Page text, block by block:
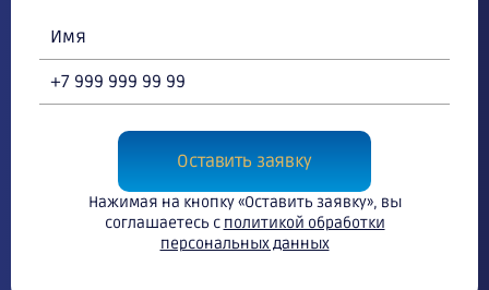
Оставить заявку
Нажимая на кнопку «Оставить заявку», вы
соглашаетесь с политикой обработки
персональных данных